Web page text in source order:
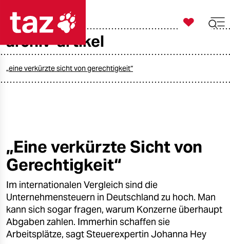
taz zahl ich
öko
gesellschaft
kultur
sport
berlin

taz zahl ich
archiv-artikel
„eine verkürzte sicht von gerechtigkeit“
„Eine verkürzte Sicht von
Gerechtigkeit“
Im internationalen Vergleich sind die
Unternehmensteuern in Deutschland zu hoch. Man
kann sich sogar fragen, warum Konzerne überhaupt
Abgaben zahlen. Immerhin schaffen sie
Arbeitsplätze, sagt Steuerexpertin Johanna Hey